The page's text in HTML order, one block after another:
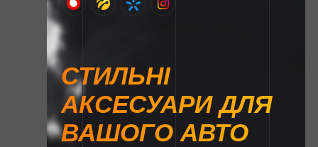
СТИЛЬНІ
АКСЕСУАРИ ДЛЯ
ВАШОГО АВТО